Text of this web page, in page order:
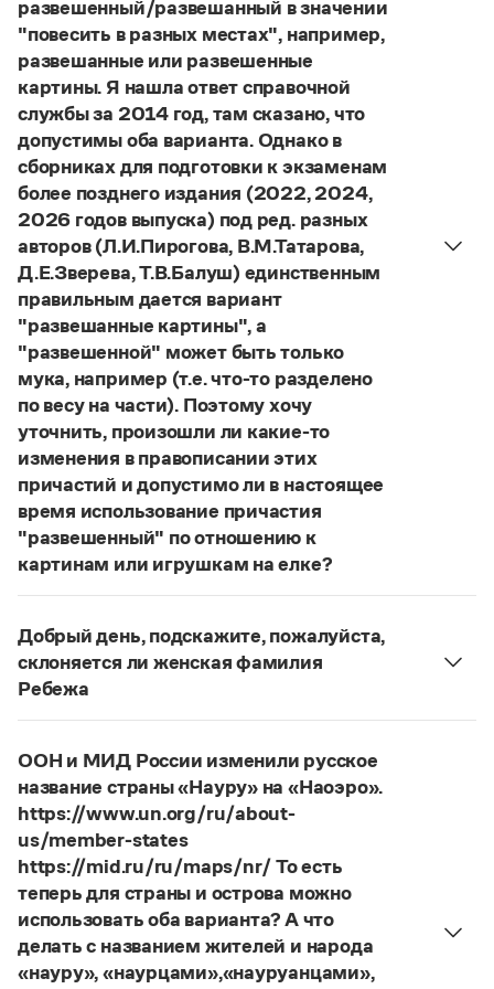
Словари русского языка как государственного
Справочники
Правила русской орфографии и пунктуации
Русский язык. Краткий теоретический курс
для школьников
Письмовник
Справочник по пунктуации
Словарь-справочник трудностей
Справочник по фразеологии
Азбучные истины
Словарь-справочник непростые слова
Все справочники портала
Журнал
Новости и события
Статьи
Монологи
Интервью
Лекции и подкасты
Рекомендуем
Учебник Грамоты
Интерактивные упражнения: от простого к сложному
Скороговорки
Издательство
Словари
Научпоп
Учебники и справочники
Все книги
Управление в русском языке
Словарь русских имён
Словарь методических терминов
Правила русской орфографии и пунктуации
(1956)
развешенный/развешанный в значении
"повесить в разных местах", например,
развешанные или развешенные
картины. Я нашла ответ справочной
службы за 2014 год, там сказано, что
допустимы оба варианта. Однако в
сборниках для подготовки к экзаменам
более позднего издания (2022, 2024,
2026 годов выпуска) под ред. разных
авторов (Л.И.Пирогова, В.М.Татарова,
Д.Е.Зверева, Т.В.Балуш) единственным
правильным дается вариант
"развешанные картины", а
"развешенной" может быть только
мука, например (т.е. что-то разделено
по весу на части). Поэтому хочу
уточнить, произошли ли какие-то
изменения в правописании этих
причастий и допустимо ли в настоящее
время использование причастия
"развешенный" по отношению к
картинам или игрушкам на елке?
Нашответ2014 года по-прежнему актуален.
то игнорируют рекомендации нормативных
словарей русского языка, в которых указан глагол
развесить
развешенный) со значением «повесить в разных
местах (несколько, много предметов)». Ср.:
знаю, что на стенах своей квартиры вы развесили
разные географические карты.
Бретер. И эти карты, безусловно, развешены.
Страница ответа
Добрый день, подскажите, пожалуйста,
склоняется ли женская фамилия
Ребежа
ФамилияРебежасклоняется (и мужская, и
Страница ответа
ООН и МИД России изменили русское
название страны «Науру» на «Наоэро».
https://www.un.org/ru/about-
us/member-states
https://mid.ru/ru/maps/nr/ То есть
теперь для страны и острова можно
использовать оба варианта? А что
делать с названием жителей и народа
«науру», «наурцами»,«науруанцами»,